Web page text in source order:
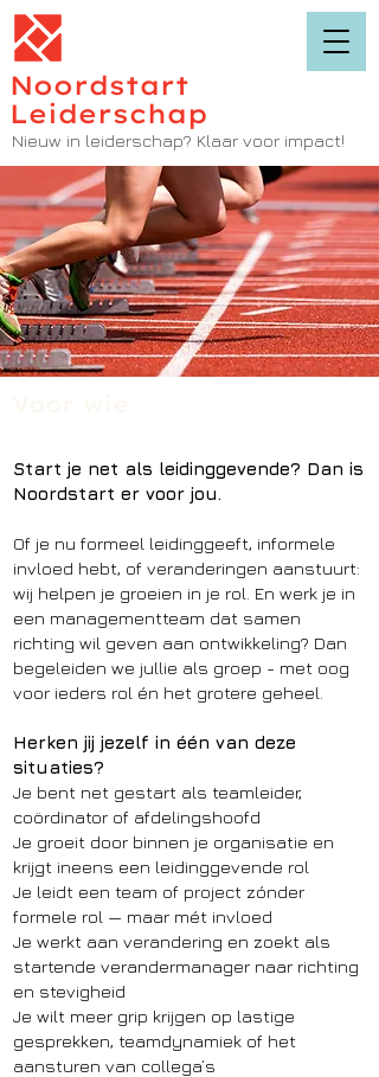
Noordstart
Leiderschap
Nieuw in leiderschap? Klaar voor impact!
Start je net als leidinggevende? Dan is
Noordstart er voor jou.
Of je nu formeel leidinggeeft, informele
invloed hebt, of veranderingen aanstuurt:
wij helpen je groeien in je rol. En werk je in
een managementteam dat samen
richting wil geven aan ontwikkeling? Dan
begeleiden we jullie als groep - met oog
voor ieders rol én het grotere geheel.
Herken jij jezelf in één van deze
situaties?
Je bent net gestart als teamleider,
coördinator of afdelingshoofd
Je groeit door binnen je organisatie en
krijgt ineens een leidinggevende rol
Je leidt een team of project zónder
formele rol — maar mét invloed
Je werkt aan verandering en zoekt als
startende verandermanager naar richting
en stevigheid
Je wilt meer grip krijgen op lastige
gesprekken, teamdynamiek of het
aansturen van collega’s